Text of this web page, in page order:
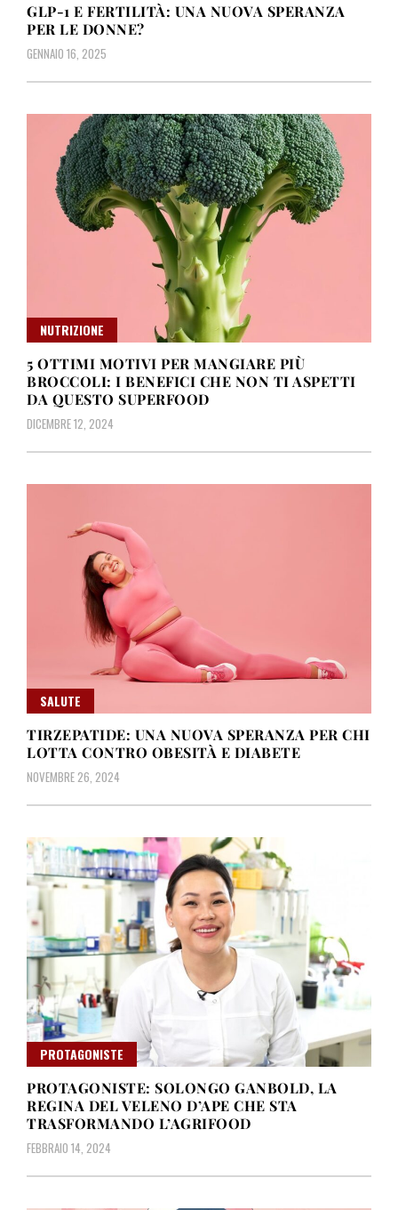
GLP-1 E FERTILITÀ: UNA NUOVA SPERANZA
PER LE DONNE?
GENNAIO 16, 2025
NUTRIZIONE
5 OTTIMI MOTIVI PER MANGIARE PIÙ
BROCCOLI: I BENEFICI CHE NON TI ASPETTI
DA QUESTO SUPERFOOD
DICEMBRE 12, 2024
SALUTE
TIRZEPATIDE: UNA NUOVA SPERANZA PER CHI
LOTTA CONTRO OBESITÀ E DIABETE
NOVEMBRE 26, 2024
PROTAGONISTE
PROTAGONISTE: SOLONGO GANBOLD, LA
REGINA DEL VELENO D’APE CHE STA
TRASFORMANDO L’AGRIFOOD
FEBBRAIO 14, 2024